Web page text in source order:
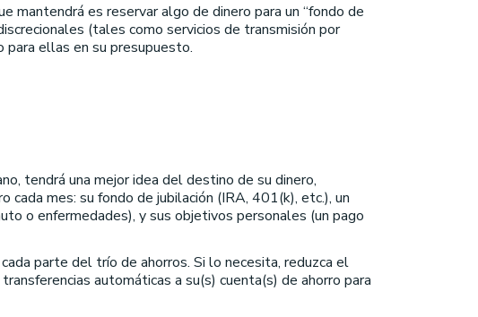
mantendrá es reservar algo de dinero para un “fondo de
(tales como servicios de transmisión por
para ellas en su presupuesto.
tendrá una mejor idea del destino de su dinero,
mes: su fondo de jubilación (IRA, 401(k), etc.), un
o enfermedades), y sus objetivos personales (un pago
parte del trío de ahorros. Si lo necesita, reduzca el
automáticas a su(s) cuenta(s) de ahorro para